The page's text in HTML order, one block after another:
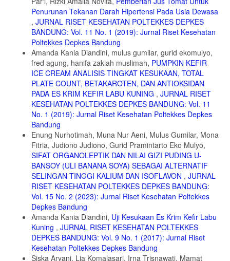
17. Shukla Y et al. Risk factors for Severe Malnutrition in Under Five
Children Admitted to Nutritional Rehabilitation Centre : A Case-
Control Study from Central India. Int J Community Med Public Heal.
2016;3(1):121-127.
18. Rahim. Faktor Risiko Underweight pada Balita Umur 7 – 59
Bulan. J Kesehat Masy. 2014;9(2):115-121.
19. Barasi M. Nutrition At A Glance. Jakarta: Erlangga; 2007.
20. Diniyyah SR, Nindya TS. Asupan Energi , Protein dan Lemak
dengan Kejadian Gizi Kurang pada Balita Usia 24-59 Bulan di Desa
Suci , Gresik. Amerta Nutr. 2017:341-350.
doi:10.20473/amnt.v1.i4.2017.341-350
21. Pradhita IA. Pengaruh Pemberian Biskuit Tempe Terhadap Status
Gizi Balita Tuberkulosis di Beberapa Kecamatan Terpilih Jakarta
Timur Tahun 2012. 2012.
Penurunan Tekanan Darah Hipertensi Pada Usia Dewasa
, JURNAL RISET KESEHATAN POLTEKKES DEPKES
BANDUNG: Vol. 11 No. 1 (2019): Jurnal Riset Kesehatan
Poltekkes Depkes Bandung
Amanda Kania Diandini, mulus gumilar, gurid ekomulyo,
fred agung, hanifa zakiah muslimah, PUMPKIN KEFIR
ICE CREAM ANALISIS TINGKAT KESUKAAN, TOTAL
PLATE COUNT, BETAKAROTEN, DAN ANTIOKSIDAN
PADA ES KRIM KEFIR LABU KUNING , JURNAL RISET
KESEHATAN POLTEKKES DEPKES BANDUNG: Vol. 11
No. 1 (2019): Jurnal Riset Kesehatan Poltekkes Depkes
Bandung
Enung Nurhotimah, Muna Nur Aeni, Mulus Gumilar, Mona
Fitria, Judiono Judiono, Gurid Pramintarto Eko Mulyo,
SIFAT ORGANOLEPTIK DAN NILAI GIZI PUDING U-
BANSOY (ULI BANANA SOYA) SEBAGAI ALTERNATIF
SELINGAN TINGGI KALIUM DAN ISOFLAVON , JURNAL
RISET KESEHATAN POLTEKKES DEPKES BANDUNG:
Vol. 15 No. 2 (2023): Jurnal Riset Kesehatan Poltekkes
Depkes Bandung
Amanda Kania Diandini, Uji Kesukaan Es Krim Kefir Labu
Kuning , JURNAL RISET KESEHATAN POLTEKKES
DEPKES BANDUNG: Vol. 9 No. 1 (2017): Jurnal Riset
Kesehatan Poltekkes Depkes Bandung
Siska Aryani, Lia Komalasari, Irna Trisnawati, Mamat